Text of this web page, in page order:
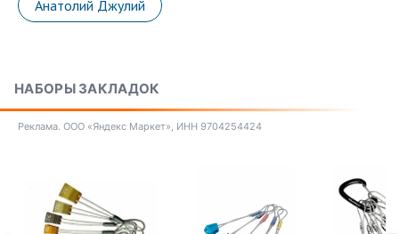
Анатолий Джулий
НАБОРЫ ЗАКЛАДОК
Реклама. ООО «Яндекс Маркет», ИНН 9704254424